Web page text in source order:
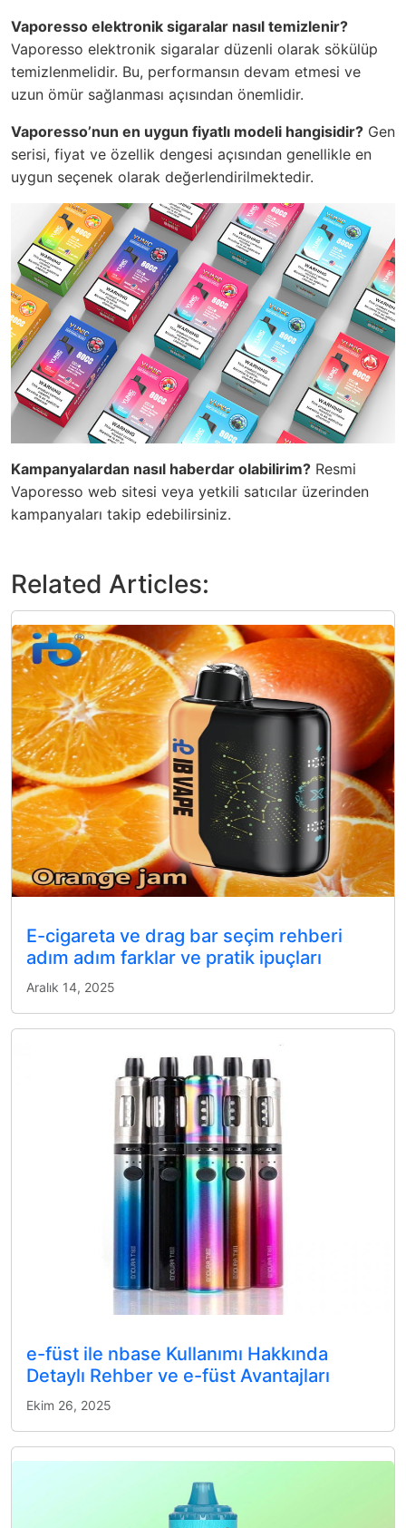
Vaporesso elektronik sigaralar nasıl temizlenir?
Vaporesso elektronik sigaralar düzenli olarak sökülüp
temizlenmelidir. Bu, performansın devam etmesi ve
uzun ömür sağlanması açısından önemlidir.
Vaporesso’nun en uygun fiyatlı modeli hangisidir? Gen
serisi, fiyat ve özellik dengesi açısından genellikle en
uygun seçenek olarak değerlendirilmektedir.
Kampanyalardan nasıl haberdar olabilirim? Resmi
Vaporesso web sitesi veya yetkili satıcılar üzerinden
kampanyaları takip edebilirsiniz.
Related Articles:
E-cigareta ve drag bar seçim rehberi
adım adım farklar ve pratik ipuçları
Aralık 14, 2025
e-füst ile nbase Kullanımı Hakkında
Detaylı Rehber ve e-füst Avantajları
Ekim 26, 2025